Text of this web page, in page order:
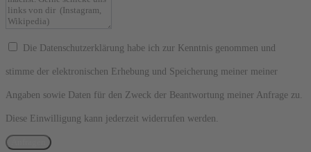
Die Datenschutzerklärung habe ich zur Kenntnis genommen und
stimme der elektronischen Erhebung und Speicherung meiner meiner
Angaben sowie Daten für den Zweck der Beantwortung meiner Anfrage zu.
Diese Einwilligung kann jederzeit widerrufen werden.